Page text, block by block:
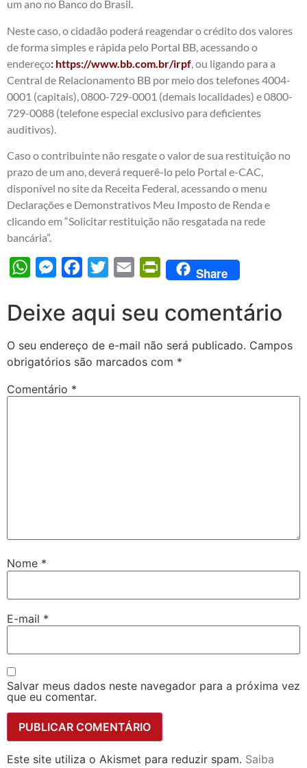
um ano no Banco do Brasil.
Neste caso, o cidadão poderá reagendar o crédito dos valores
de forma simples e rápida pelo Portal BB, acessando o
endereço: https://www.bb.com.br/irpf , ou ligando para a
Central de Relacionamento BB por meio dos telefones 4004-
0001 (capitais), 0800-729-0001 (demais localidades) e 0800-
729-0088 (telefone especial exclusivo para deficientes
auditivos).
Caso o contribuinte não resgate o valor de sua restituição no
prazo de um ano, deverá requerê-lo pelo Portal e-CAC,
disponível no site da Receita Federal, acessando o menu
Declarações e Demonstrativos Meu Imposto de Renda e
clicando em “Solicitar restituição não resgatada na rede
bancária”.
WhatsAppMessengerFacebook
Twitter Email PrintFriendly
Share
Deixe aqui seu comentário
O seu endereço de e-mail não será publicado. Campos
obrigatórios são marcados com *
Comentário *
Nome *
E-mail *
Salvar meus dados neste navegador para a próxima vez
que eu comentar.
Este site utiliza o Akismet para reduzir spam. Saiba